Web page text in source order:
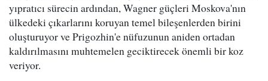
yıpratıcı sürecin ardından, Wagner güçleri Moskova'nın
ülkedeki çıkarlarını koruyan temel bileşenlerden birini
oluşturuyor ve Prigozhin'e nüfuzunun aniden ortadan
kaldırılmasını muhtemelen geciktirecek önemli bir koz
veriyor.